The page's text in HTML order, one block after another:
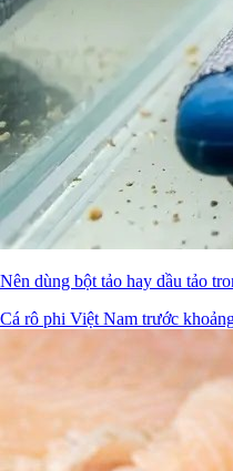
Nên dùng bột tảo hay dầu tảo
Cá rô phi Việt Nam trước